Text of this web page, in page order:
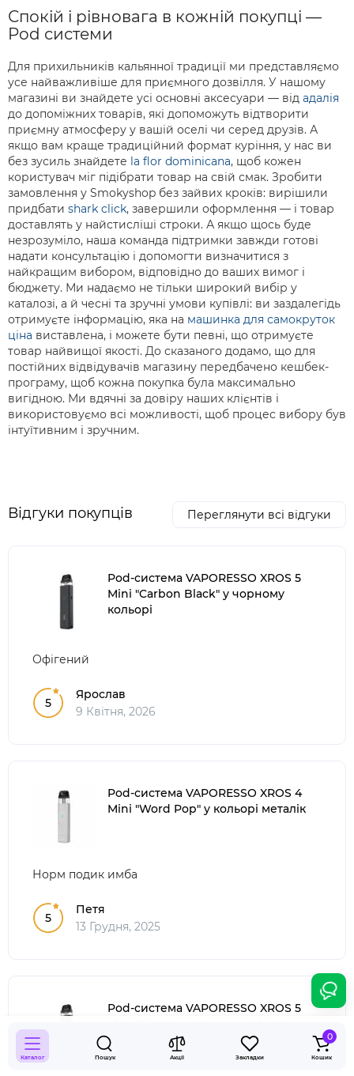
Каталог Пошук Акції Закладки
0
Кошик
Спокій і рівновага в кожній покупці —
Pod системи
Для прихильників кальянної традиції ми представляємо
усе найважливіше для приємного дозвілля. У нашому
магазині ви знайдете усі основні аксесуари — від адалія
до допоміжних товарів, які допоможуть відтворити
приємну атмосферу у вашій оселі чи серед друзів. А
якщо вам краще традиційний формат куріння, у нас ви
без зусиль знайдете la flor dominicana, щоб кожен
користувач міг підібрати товар на свій смак. Зробити
замовлення у Smokyshop без зайвих кроків: вирішили
придбати shark click, завершили оформлення — і товар
доставлять у найстисліші строки. А якщо щось буде
незрозуміло, наша команда підтримки завжди готові
надати консультацію і допомогти визначитися з
найкращим вибором, відповідно до ваших вимог і
бюджету. Ми надаємо не тільки широкий вибір у
каталозі, а й чесні та зручні умови купівлі: ви заздалегідь
отримуєте інформацію, яка на машинка для самокруток
ціна виставлена, і можете бути певні, що отримуєте
товар найвищої якості. До сказаного додамо, що для
постійних відвідувачів магазину передбачено кешбек-
програму, щоб кожна покупка була максимально
вигідною. Ми вдячні за довіру наших клієнтів і
використовуємо всі можливості, щоб процес вибору був
інтуїтивним і зручним.
Відгуки покупців Переглянути всі відгуки
Pod-система VAPORESSO XROS 5
Mini "Carbon Black" у чорному
кольорі
Офігений
5
Ярослав
9 Квітня, 2026
Pod-система VAPORESSO XROS 4
Mini "Word Pop" у кольорі металік
Норм подик имба
5
Петя
13 Грудня, 2025
Pod-система VAPORESSO XROS 5